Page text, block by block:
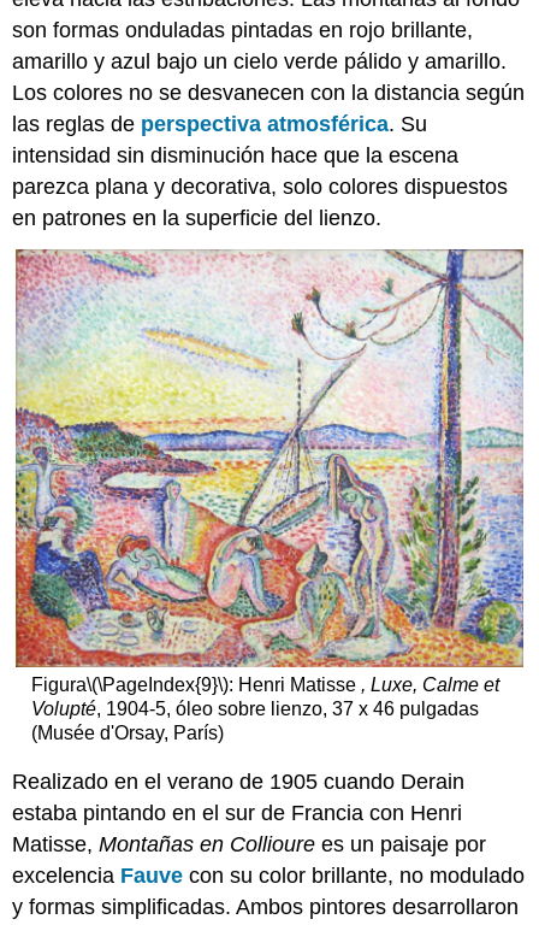
son formas onduladas pintadas en rojo brillante,
amarillo y azul bajo un cielo verde pálido y amarillo.
Los colores no se desvanecen con la distancia según
las reglas de perspectiva atmosférica. Su
intensidad sin disminución hace que la escena
parezca plana y decorativa, solo colores dispuestos
en patrones en la superficie del lienzo.
Figura\(\PageIndex{9}\): Henri Matisse , Luxe, Calme et
Volupté, 1904-5, óleo sobre lienzo, 37 x 46 pulgadas
(Musée d'Orsay, París)
Realizado en el verano de 1905 cuando Derain
estaba pintando en el sur de Francia con Henri
Matisse,Montañas en Collioure es un paisaje por
excelencia Fauve con su color brillante, no modulado
y formas simplificadas. Ambos pintores desarrollaron